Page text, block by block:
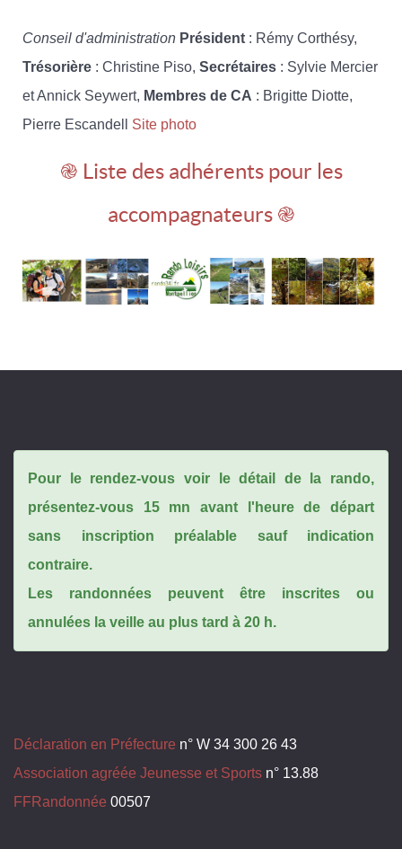
Conseil d'administration Président : Rémy Corthésy,
Trésorière : Christine Piso, Secrétaires : Sylvie Mercier
et Annick Seywert, Membres de CA : Brigitte Diotte,
Pierre Escandell Site photo
֎ Liste des adhérents pour les
accompagnateurs ֎
Pour le rendez-vous voir le détail de la rando,
présentez-vous 15 mn avant l'heure de départ
sans inscription préalable sauf indication
contraire.
Les randonnées peuvent être inscrites ou
annulées la veille au plus tard à 20 h.
Déclaration en Préfecture n° W 34 300 26 43
Association agréée Jeunesse et Sports n° 13.88
FFRandonnée 00507